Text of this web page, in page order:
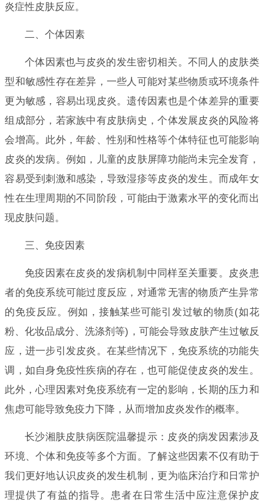
炎症性皮肤反应。
二、个体因素
个体因素也与皮炎的发生密切相关。不同人的皮肤类
型和敏感性存在差异，一些人可能对某些物质或环境条件
更为敏感，容易出现皮炎。遗传因素也是个体差异的重要
组成部分，若家族中有皮肤病史，个体发展皮炎的风险将
会增高。此外，年龄、性别和性格等个体特征也可能影响
皮炎的发病。例如，儿童的皮肤屏障功能尚未完全发育，
容易受到刺激和感染，导致湿疹等皮炎的发生。而成年女
性在生理周期的不同阶段，可能由于激素水平的变化而出
现皮肤问题。
三、免疫因素
免疫因素在皮炎的发病机制中同样至关重要。皮炎患
者的免疫系统可能过度反应，对通常无害的物质产生异常
的免疫反应。例如，接触某些可能引发过敏的物质(如花
粉、化妆品成分、洗涤剂等)，可能会导致皮肤产生过敏反
应，进一步引发皮炎。在某些情况下，免疫系统的功能失
调，如自身免疫性疾病的存在，也可能促使皮炎的发生。
此外，心理因素对免疫系统有一定的影响，长期的压力和
焦虑可能导致免疫力下降，从而增加皮炎发作的概率。
长沙湘肤皮肤病医院温馨提示：皮炎的病发因素涉及
环境、个体和免疫等多个方面。了解这些因素不仅有助于
我们更好地认识皮炎的发生机制，更为临床治疗和日常护
理提供了有益的指导。患者在日常生活中应注意保护皮